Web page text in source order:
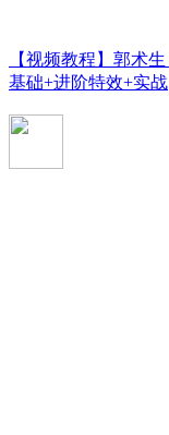
【视频教程】郭术
基础+进阶特效+实战